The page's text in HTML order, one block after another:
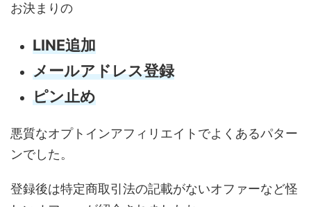
お決まりの
LINE追加
メールアドレス登録
ピン止め
悪質なオプトインアフィリエイトでよくあるパター
ンでした。
登録後は特定商取引法の記載がないオファーなど怪